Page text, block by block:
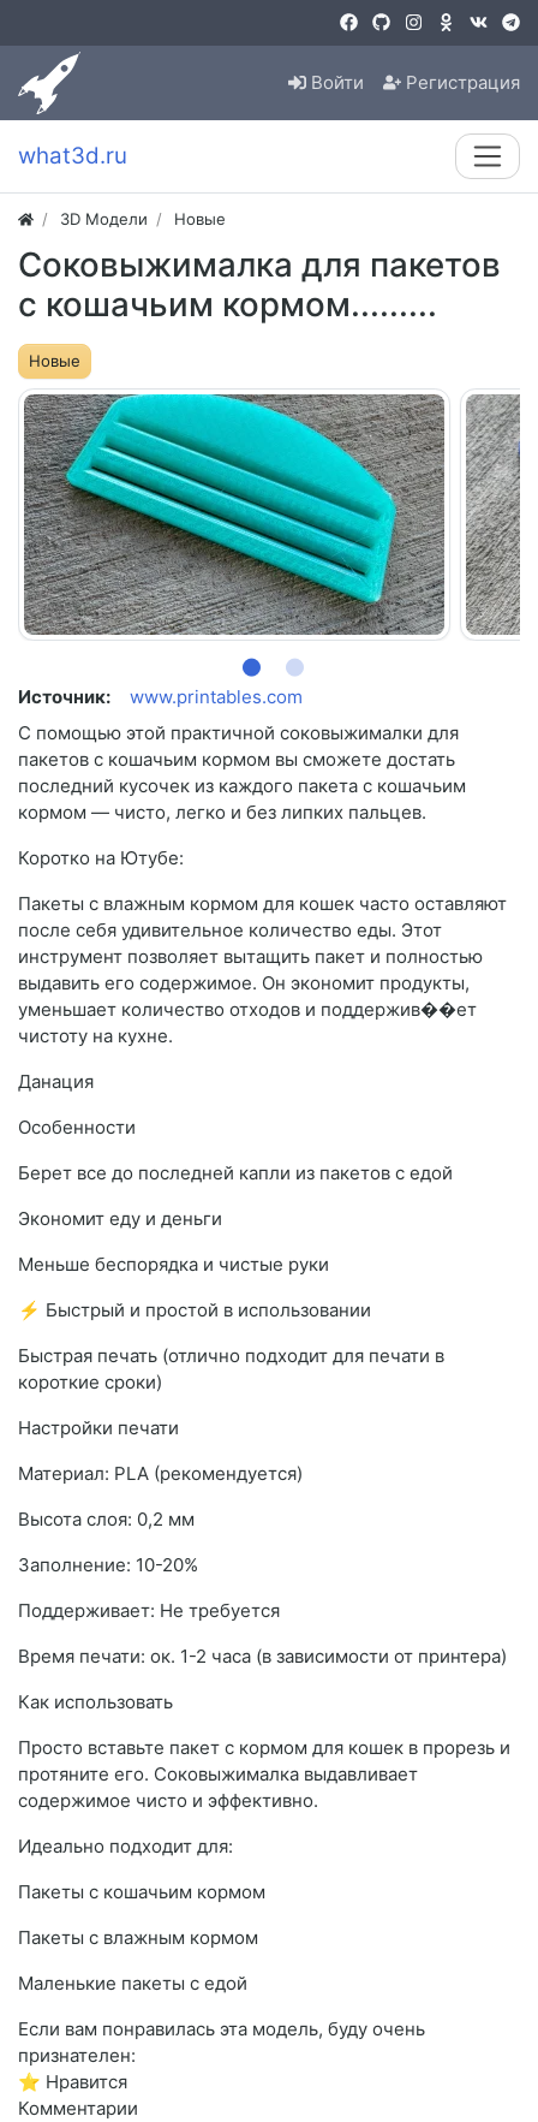
Войти Регистрация
what3d.ru
3D Модели Новые
Соковыжималка для пакетов
с кошачьим кормом.........
Новые
Источник:
www.printables.com
С помощью этой практичной соковыжималки для
пакетов с кошачьим кормом вы сможете достать
последний кусочек из каждого пакета с кошачьим
кормом — чисто, легко и без липких пальцев.
Коротко на Ютубе:
Пакеты с влажным кормом для кошек часто оставляют
после себя удивительное количество еды. Этот
инструмент позволяет вытащить пакет и полностью
выдавить его содержимое. Он экономит продукты,
уменьшает количество отходов и поддержив��ет
чистоту на кухне.
Данация
Особенности
Берет все до последней капли из пакетов с едой
Экономит еду и деньги
Меньше беспорядка и чистые руки
⚡ Быстрый и простой в использовании
Быстрая печать (отлично подходит для печати в
короткие сроки)
Настройки печати
Материал: PLA (рекомендуется)
Высота слоя: 0,2 мм
Заполнение: 10-20%
Поддерживает: Не требуется
Время печати: ок. 1-2 часа (в зависимости от принтера)
Как использовать
Просто вставьте пакет с кормом для кошек в прорезь и
протяните его. Соковыжималка выдавливает
содержимое чисто и эффективно.
Идеально подходит для:
Пакеты с кошачьим кормом
Пакеты с влажным кормом
Маленькие пакеты с едой
Если вам понравилась эта модель, буду очень
признателен:
⭐ Нравится
Комментарии